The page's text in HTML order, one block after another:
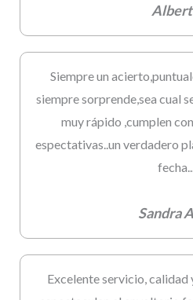
Siempre un
siempre sorprende,sea cual
muy rápido ,cumplen
espectativas..un verdadero
Sandra
Excelente servicio,